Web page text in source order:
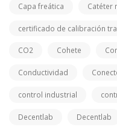
Capa freática Catéter
certificado de calibración
CO2 Cohete
Conductividad
control industrial
Decentlab Decentlab